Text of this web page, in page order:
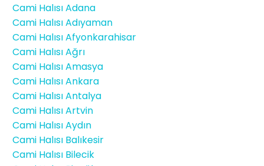
Cami Halısı Adana
Cami Halısı Adıyaman
Cami Halısı Afyonkarahisar
Cami Halısı Ağrı
Cami Halısı Amasya
Cami Halısı Ankara
Cami Halısı Antalya
Cami Halısı Artvin
Cami Halısı Aydın
Cami Halısı Balıkesir
Cami Halısı Bilecik